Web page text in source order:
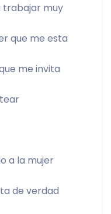
trabajar muy
que me esta
me invita
a la mujer
de verdad